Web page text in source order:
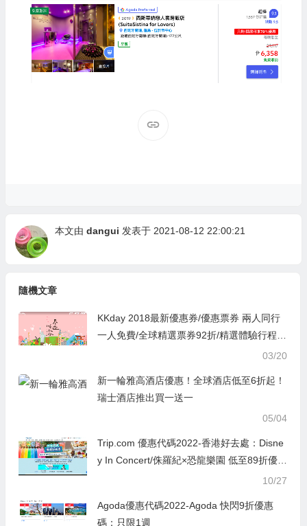
本文由 dangui 发表于 2021-08-12 22:00:21
隨機文章
KKday 2018最新優惠券/優惠票券 兩人同行
一人免費/全球精選票券92折/精選體驗行程8
03/20
新一輪雅高酒店優惠！全球酒店低至6折起！
瑞士酒店推出買一送一
05/04
Trip.com 優惠代碼2022-香港好去處：Disne
y In Concert/侏羅紀×恐龍樂園 低至89折優惠
10/27
Agoda優惠代碼2022-Agoda 快閃9折優惠
碼：只限1週